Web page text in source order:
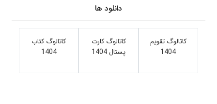
دانلود ها
کاتالوگ تقویم
1404
کاتالوگ کارت
پستال 1404
کاتالوگ کتاب
1404